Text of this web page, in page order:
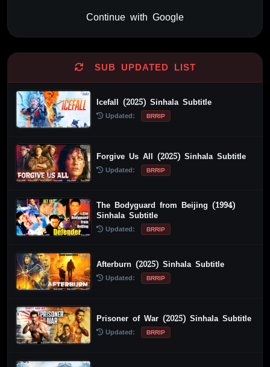
Continue with Google
SUB UPDATED LIST
Icefall (2025) Sinhala Subtitle
Updated: BRRIP
Forgive Us All (2025) Sinhala Subtitle
Updated: BRRIP
The Bodyguard from Beijing (1994)
Sinhala Subtitle
Updated: BRRIP
Afterburn (2025) Sinhala Subtitle
Updated: BRRIP
Prisoner of War (2025) Sinhala Subtitle
Updated: BRRIP